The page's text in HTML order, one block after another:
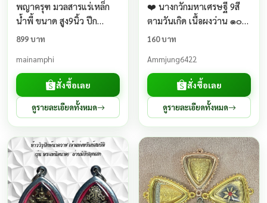
พญาครุฑ มวลสารแร่เหล็ก
น้ำพี้ ขนาด สูง9นิ้ว ปีก
กว้าง9นิ้ว หน้าตัก3นิ้ว
899 บาท
mainamphi
สั่งซื้อเลย
ดูรายละเอียดทั้งหมด
❤️ นางกวักมหาเศรษฐี 9สี
ตามวันเกิด เนื้อผงว่าน ๑๐๘
ฝังตะกรุด“นะเศรษฐี” รุ่น
บ้านผักขะจ.ศรีสะเกษ
160 บาท
Ammjung6422
สั่งซื้อเลย
ดูรายละเอียดทั้งหมด